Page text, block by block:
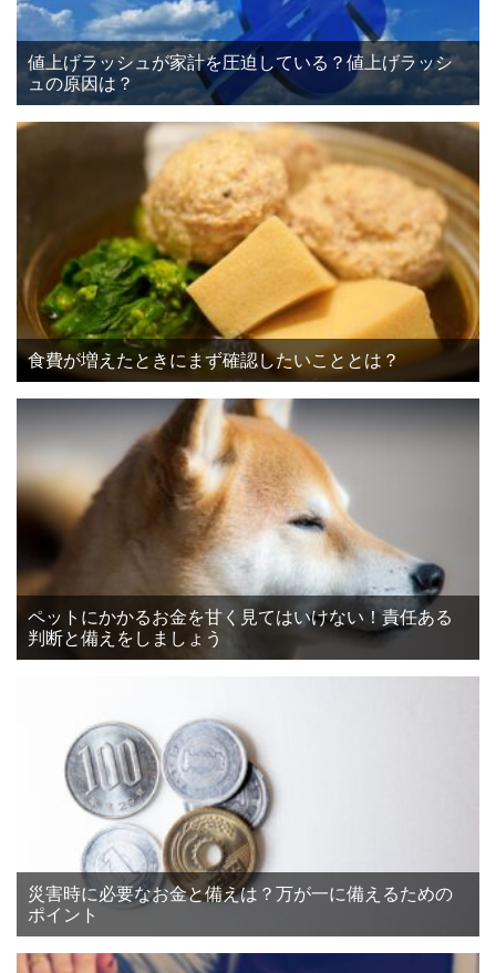
値上げラッシュが家計を圧迫している？値上げラッシ
ュの原因は？
食費が増えたときにまず確認したいこととは？
ペットにかかるお金を甘く見てはいけない！責任ある
判断と備えをしましょう
災害時に必要なお金と備えは？万が一に備えるための
ポイント